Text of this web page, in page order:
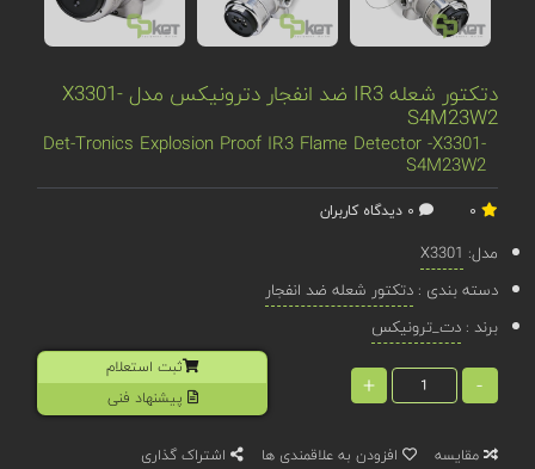
دتکتور شعله IR3 ضد انفجار دترونیکس مدل X3301-
S4M23W2
Det-Tronics Explosion Proof IR3 Flame Detector -X3301-
S4M23W2
مدل: X3301
دسته بندی :دتکتور شعله ضد انفجار
برند :دت_ترونیکس
-
+
ثبت استعلام
پیشنهاد فنی
مقایسه افزودن به علاقمندی ها اشتراک گذاری